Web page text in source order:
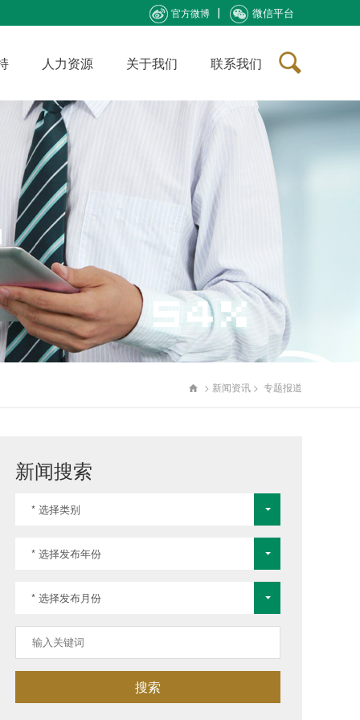
微信平台
官方微博
人力资源 关于我们 联系我们
 > 新闻资讯 > 专题报道
新闻搜索
* 选择类别
* 选择发布年份
* 选择发布月份
搜索